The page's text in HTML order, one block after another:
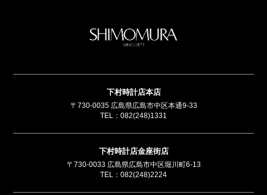
下村時計店本店
〒730-0035 広島県広島市中区本通9-33
TEL： 082(248)1331
下村時計店金座街店
〒730-0033 広島県広島市中区堀川町6-13
TEL： 082(248)2224